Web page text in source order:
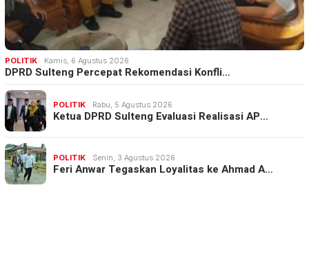
POLITIK Kamis, 6 Agustus 2026
DPRD Sulteng Percepat Rekomendasi Konfli…
POLITIK Rabu, 5 Agustus 2026
Ketua DPRD Sulteng Evaluasi Realisasi AP…
POLITIK Senin, 3 Agustus 2026
Feri Anwar Tegaskan Loyalitas ke Ahmad A…